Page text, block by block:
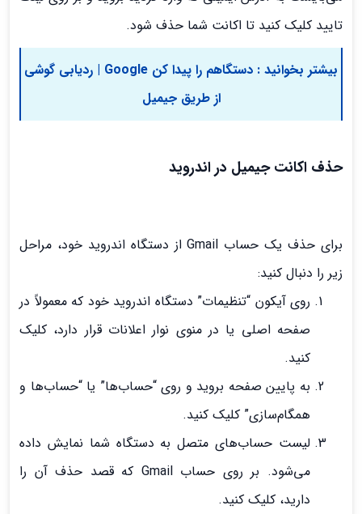
تایید کلیک کنید تا اکانت شما حذف شود.
بیشتر بخوانید :
دستگاهم را پیدا کن Google | ردیابی گوشی
از طریق جیمیل
حذف اکانت جیمیل در اندروید
برای حذف یک حساب Gmail از دستگاه اندروید خود، مراحل
زیر را دنبال کنید:
روی آیکون “تنظیمات” دستگاه اندروید خود که معمولاً در
صفحه اصلی یا در منوی نوار اعلانات قرار دارد، کلیک
کنید.
به پایین صفحه بروید و روی “حساب‌ها” یا “حساب‌ها و
همگام‌سازی” کلیک کنید.
لیست حساب‌های متصل به دستگاه شما نمایش داده
می‌شود. بر روی حساب Gmail که قصد حذف آن را
دارید، کلیک کنید.